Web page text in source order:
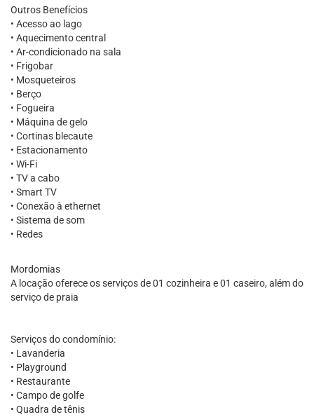
Outros Benefícios
• Acesso ao lago
• Aquecimento central
• Ar-condicionado na sala
• Frigobar
• Mosqueteiros
• Berço
• Fogueira
• Máquina de gelo
• Cortinas blecaute
• Estacionamento
• Wi-Fi
• TV a cabo
• Smart TV
• Conexão à ethernet
• Sistema de som
• Redes
Mordomias
A locação oferece os serviços de 01 cozinheira e 01 caseiro, além do
serviço de praia
Serviços do condomínio:
• Lavanderia
• Playground
• Restaurante
• Campo de golfe
• Quadra de tênis